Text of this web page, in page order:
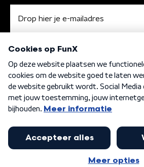
Algemene voorwaarden Privacybeleid